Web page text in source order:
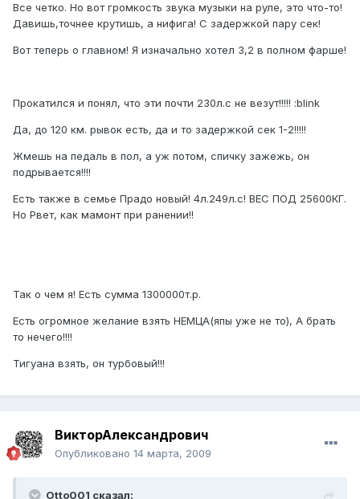
Все четко. Но вот громкость звука музыки на руле, это что-то!
Давишь,точнее крутишь, а нифига! С задержкой пару сек!
Вот теперь о главном! Я изначально хотел 3,2 в полном фарше!
Прокатился и понял, что эти почти 230л.с не везут!!!!! :blink
Да, до 120 км. рывок есть, да и то задержкой сек 1-2!!!!!
Жмешь на педаль в пол, а уж потом, спичку зажежь, он
подрывается!!!!
Есть также в семье Прадо новый! 4л.249л.с! ВЕС ПОД 25600КГ.
Но Рвет, как мамонт при ранении!!
Так о чем я! Есть сумма 1300000т.р.
Есть огромное желание взять НЕМЦА(япы уже не то), А брать
то нечего!!!!
Тигуана взять, он турбовый!!!
ВикторАлександрович
Опубликовано 14 марта, 2009
Otto001 сказал: